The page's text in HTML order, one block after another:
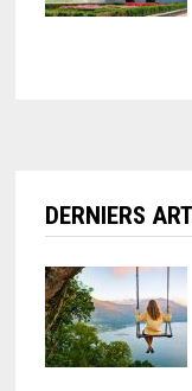
DERNIERS